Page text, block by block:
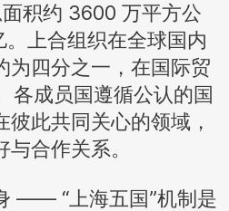
积约 3600 万平方公
上合组织在全球国内
为四分之一，在国际贸
各成员国遵循公认的国
此共同关心的领域，
合作关系。
—— “上海五国”机制是